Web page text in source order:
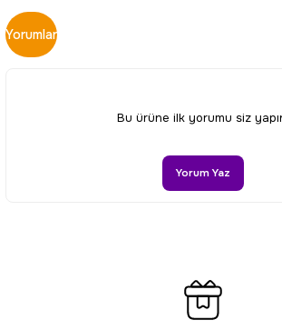
Bu ürünün fiyat bilgisi, resim, ürün
konularda yetersiz gördüğünüz noktaları
kullanarak tarafımıza iletebilirsiniz.
Ürün resmi kalitesiz, bozuk veya
Ürün bilgilerinde hatalar bulunuyor.
Yorumlar
Bu ürüne ilk yorumu siz
Yorum Yaz